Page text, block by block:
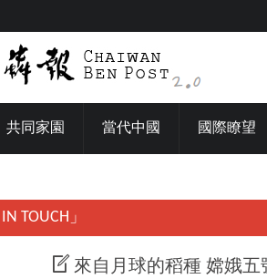
共同家園 當代中國 國際瞭望
TOUCH」
來自月球的稻種 嫦娥五